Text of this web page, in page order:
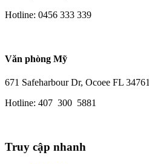
Hotline: 0456 333 339
Văn phòng Mỹ
671 Safeharbour Dr, Ocoee FL 34761
Hotline: 407 300 5881
Truy cập nhanh